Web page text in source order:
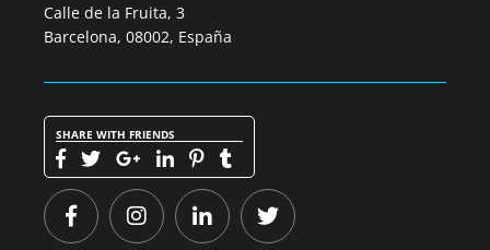
Calle de la Fruita, 3
Barcelona, 08002, España
SHARE WITH FRIENDS